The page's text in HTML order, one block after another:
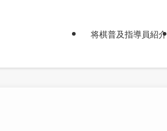
将棋普及指導員紹介